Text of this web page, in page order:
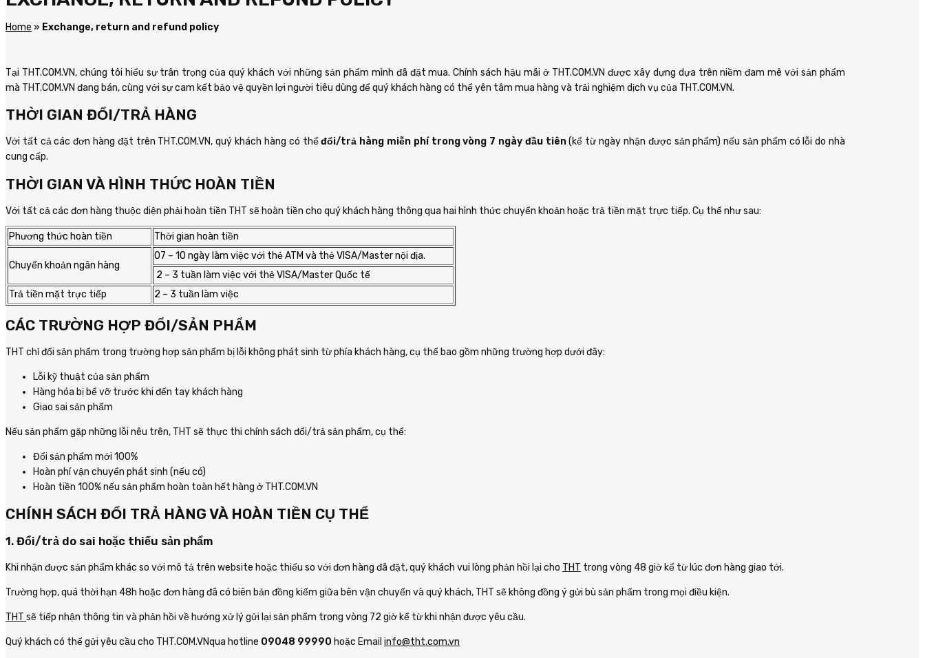
Home » Exchange, return and refund policy
Tại THT.COM.VN, chúng tôi hiểu sự trân trọng của quý khách với những sản phẩm mình đã đặt mua. Chính sách hậu mãi ở THT.COM.VN được xây dựng dựa trên niềm đam mê với sản phẩm
mà THT.COM.VN đang bán, cùng với sự cam kết bảo vệ quyền lợi người tiêu dùng để quý khách hàng có thể yên tâm mua hàng và trải nghiệm dịch vụ của THT.COM.VN.
THỜI GIAN ĐỔI/TRẢ HÀNG
Với tất cả các đơn hàng đặt trên THT.COM.VN, quý khách hàng có thểđổi/trả hàng miễn phí trong vòng 7 ngày đầu tiên(kể từ ngày nhận được sản phẩm) nếu sản phẩm có lỗi do nhà
cung cấp.
THỜI GIAN VÀ HÌNH THỨC HOÀN TIỀN
Với tất cả các đơn hàng thuộc diện phải hoàn tiền THT sẽ hoàn tiền cho quý khách hàng thông qua hai hình thức chuyển khoản hoặc trả tiền mặt trực tiếp. Cụ thể như sau:
Phương thức hoàn tiền Thời gian hoàn tiền
Chuyển khoản ngân hàng
07 – 10 ngày làm việc với thẻ ATM và thẻ VISA/Master nội địa.
2 – 3 tuần làm việc với thẻ VISA/Master Quốc tế
Trả tiền mặt trực tiếp
2 – 3 tuần làm việc
CÁC TRƯỜNG HỢP ĐỔI/SẢN PHẨM
THT chỉ đổi sản phẩm trong trường hợp sản phẩm bị lỗi không phát sinh từ phía khách hàng, cụ thể bao gồm những trường hợp dưới đây:
Lỗi kỹ thuật của sản phẩm
Hàng hóa bị bể vỡ trước khi đến tay khách hàng
Giao sai sản phẩm
Nếu sản phẩm gặp những lỗi nêu trên, THT sẽ thực thi chính sách đổi/trả sản phẩm, cụ thể:
Đổi sản phẩm mới 100%
Hoàn phí vận chuyển phát sinh (nếu có)
Hoàn tiền 100% nếu sản phẩm hoàn toàn hết hàng ở THT.COM.VN
CHÍNH SÁCH ĐỔI TRẢ HÀNG VÀ HOÀN TIỀN CỤ THỂ
1. Đổi/trả do sai hoặc thiếu sản phẩm
Khi nhận được sản phẩm khác so với mô tả trên website hoặc thiếu so với đơn hàng đã đặt, quý khách vui lòng phản hồi lại cho THT trong vòng 48 giờ kể từ lúc đơn hàng giao tới.
Trường hợp, quá thời hạn 48h hoặc đơn hàng đã có biên bản đồng kiểm giữa bên vận chuyển và quý khách, THT sẽ không đồng ý gửi bù sản phẩm trong mọi điều kiện.
THT sẽ tiếp nhận thông tin và phản hồi về hướng xử lý gửi lại sản phẩm trong vòng 72 giờ kể từ khi nhận được yêu cầu.
Quý khách có thể gửi yêu cầu cho THT.COM.VNqua hotline 09048 99990 hoặc Email info@tht.com.vn